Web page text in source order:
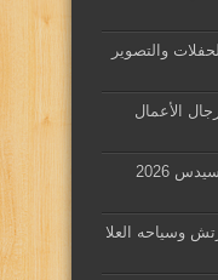
والتصوير
الأعمال
العلا ليمو لتأجير احدث سيارات مرسيدس 2026
وسياحه العلا